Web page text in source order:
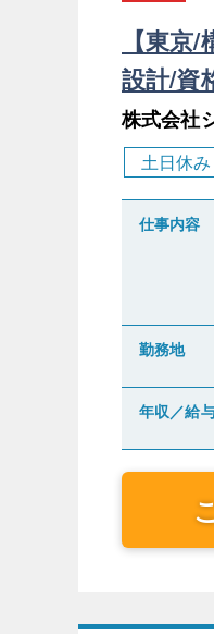
【東
設計/資
株式会社
土日休み
仕事内容
勤務地
年収／給